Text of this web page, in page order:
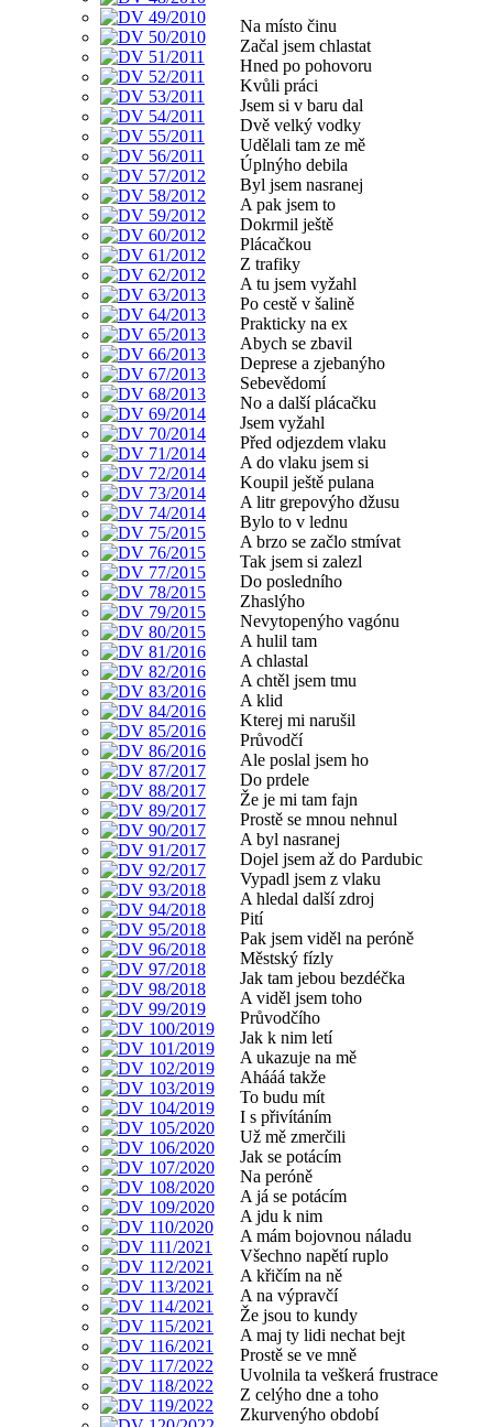
Na místo činu
Začal jsem chlastat
Hned po pohovoru
Kvůli práci
Jsem si v baru dal
Dvě velký vodky
Udělali tam ze mě
Úplnýho debila
Byl jsem nasranej
A pak jsem to
Dokrmil ještě
Plácačkou
Z trafiky
A tu jsem vyžahl
Po cestě v šalině
Prakticky na ex
Abych se zbavil
Deprese a zjebanýho
Sebevědomí
No a další plácačku
Jsem vyžahl
Před odjezdem vlaku
A do vlaku jsem si
Koupil ještě pulana
A litr grepovýho džusu
Bylo to v lednu
A brzo se začlo stmívat
Tak jsem si zalezl
Do posledního
Zhaslýho
Nevytopenýho vagónu
A hulil tam
A chlastal
A chtěl jsem tmu
A klid
Kterej mi narušil
Průvodčí
Ale poslal jsem ho
Do prdele
Že je mi tam fajn
Prostě se mnou nehnul
A byl nasranej
Dojel jsem až do Pardubic
Vypadl jsem z vlaku
A hledal další zdroj
Pití
Pak jsem viděl na peróně
Městský fízly
Jak tam jebou bezdéčka
A viděl jsem toho
Průvodčího
Jak k nim letí
A ukazuje na mě
Ahááá takže
To budu mít
I s přivítáním
Už mě zmerčili
Jak se potácím
Na peróně
A já se potácím
A jdu k nim
A mám bojovnou náladu
Všechno napětí ruplo
A křičím na ně
A na výpravčí
Že jsou to kundy
A maj ty lidi nechat bejt
Prostě se ve mně
Uvolnila ta veškerá frustrace
Z celýho dne a toho
Zkurvenýho období